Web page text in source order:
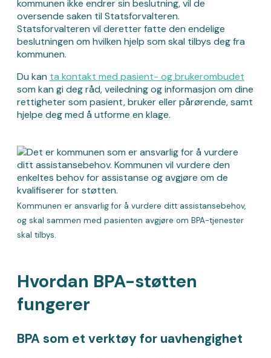
kommunen ikke endrer sin beslutning, vil de
oversende saken til Statsforvalteren.
Statsforvalteren vil deretter fatte den endelige
beslutningen om hvilken hjelp som skal tilbys deg fra
kommunen.
Du kan ta kontakt med pasient- og brukerombudet
som kan gi deg råd, veiledning og informasjon om dine
rettigheter som pasient, bruker eller pårørende, samt
hjelpe deg med å utforme en klage.
Kommunen er ansvarlig for å vurdere ditt assistansebehov,
og skal sammen med pasienten avgjøre om BPA-tjenester
skal tilbys.
Hvordan BPA-støtten
fungerer
BPA som et verktøy for uavhengighet